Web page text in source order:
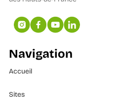
Navigation
Accueil
Sites